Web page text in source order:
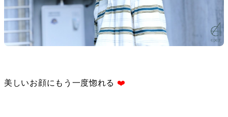
美しいお顔にもう一度惚れる ❤️